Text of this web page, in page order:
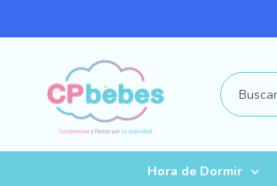
Hora de Dormir